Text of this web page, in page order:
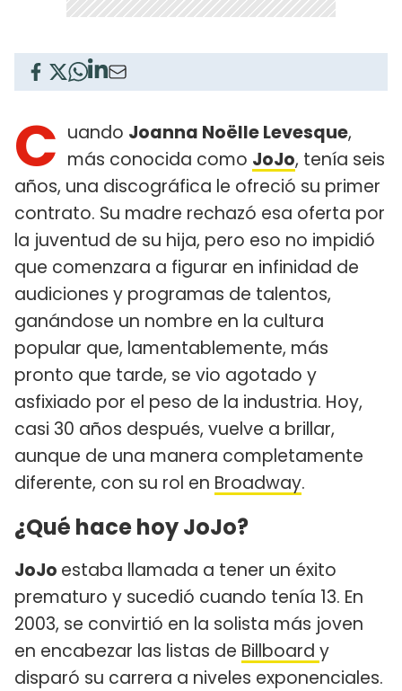
C uando Joanna Noëlle Levesque,
más conocida como JoJo, tenía seis
años, una discográfica le ofreció su primer
contrato. Su madre rechazó esa oferta por
la juventud de su hija, pero eso no impidió
que comenzara a figurar en infinidad de
audiciones y programas de talentos,
ganándose un nombre en la cultura
popular que, lamentablemente, más
pronto que tarde, se vio agotado y
asfixiado por el peso de la industria. Hoy,
casi 30 años después, vuelve a brillar,
aunque de una manera completamente
diferente, con su rol en Broadway.
¿Qué hace hoy JoJo?
JoJo estaba llamada a tener un éxito
prematuro y sucedió cuando tenía 13. En
2003, se convirtió en la solista más joven
en encabezar las listas de Billboard y
disparó su carrera a niveles exponenciales.